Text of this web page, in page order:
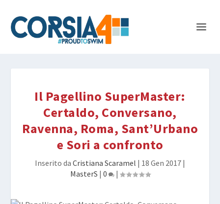
Il Pagellino SuperMaster:
Certaldo, Conversano,
Ravenna, Roma, Sant’Urbano
e Sori a confronto
Inserito da Cristiana Scaramel | 18 Gen 2017 |
MasterS | 0 |